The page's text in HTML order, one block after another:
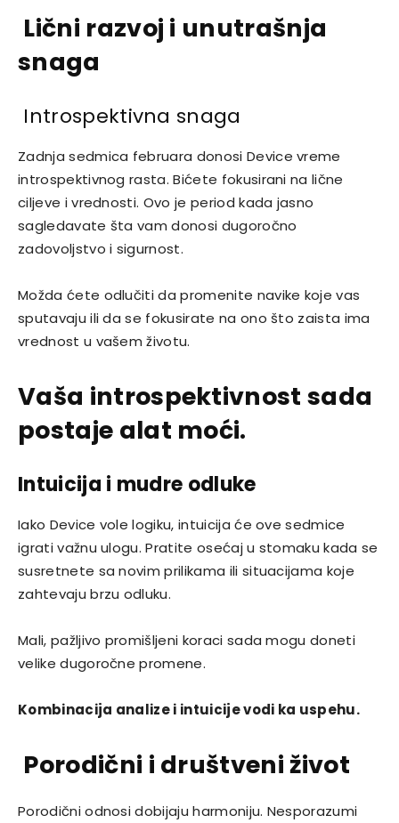
Lični razvoj i unutrašnja
snaga
Introspektivna snaga
Zadnja sedmica februara donosi Device vreme
introspektivnog rasta. Bićete fokusirani na lične
ciljeve i vrednosti. Ovo je period kada jasno
sagledavate šta vam donosi dugoročno
zadovoljstvo i sigurnost.
Možda ćete odlučiti da promenite navike koje vas
sputavaju ili da se fokusirate na ono što zaista ima
vrednost u vašem životu.
Vaša introspektivnost sada
postaje alat moći.
Intuicija i mudre odluke
Iako Device vole logiku, intuicija će ove sedmice
igrati važnu ulogu. Pratite osećaj u stomaku kada se
susretnete sa novim prilikama ili situacijama koje
zahtevaju brzu odluku.
Mali, pažljivo promišljeni koraci sada mogu doneti
velike dugoročne promene.
Kombinacija analize i intuicije vodi ka uspehu.
Porodični i društveni život
Porodični odnosi dobijaju harmoniju. Nesporazumi